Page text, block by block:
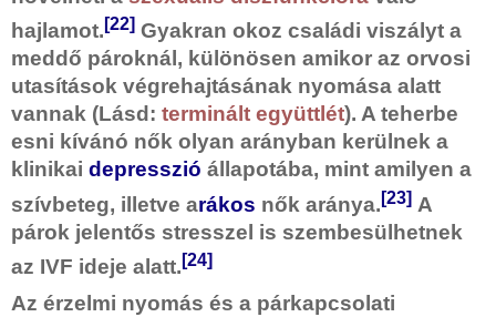
hajlamot. [22] Gyakran okoz családi viszályt a
meddő pároknál, különösen amikor az orvosi
utasítások végrehajtásának nyomása alatt
vannak (Lásd: terminált együttlét). A teherbe
esni kívánó nők olyan arányban kerülnek a
klinikai depresszió állapotába, mint amilyen a
szívbeteg, illetve arákos nők aránya.[23] A
párok jelentős stresszel is szembesülhetnek
az IVF ideje alatt. [24]
Az érzelmi nyomás és a párkapcsolati